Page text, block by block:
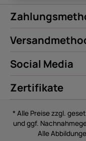
Social Media
Zertifikate
* Alle Preise zzgl.
und ggf.
Alle